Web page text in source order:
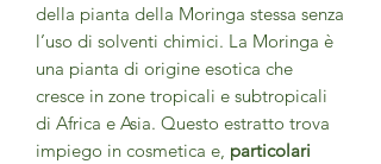
della pianta della Moringa stessa senza
l’uso di solventi chimici. La Moringa è
una pianta di origine esotica che
cresce in zone tropicali e subtropicali
di Africa e Asia. Questo estratto trova
impiego in cosmetica e, particolari